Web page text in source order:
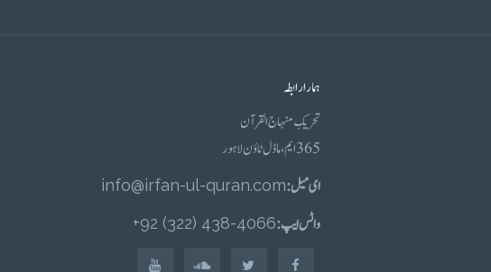
ہمارا رابطہ
تحریکِ منہاج القرآن
365 ایم، ماڈل ٹاؤن لاہور
ای میل :info@irfan-ul-quran.com
واٹس ایپ :4066-438 (322) 92+